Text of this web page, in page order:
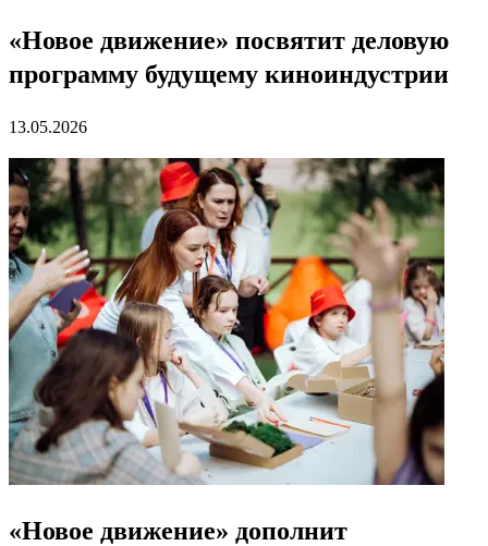
«Новое движение» посвятит деловую
программу будущему киноиндустрии
13.05.2026
«Новое движение» дополнит